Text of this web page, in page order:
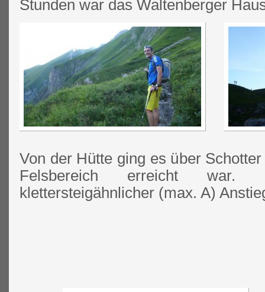
Stunden war das Waltenberger
Von der Hütte ging es über
Felsbereich erreicht
klettersteigähnlicher (max. A)